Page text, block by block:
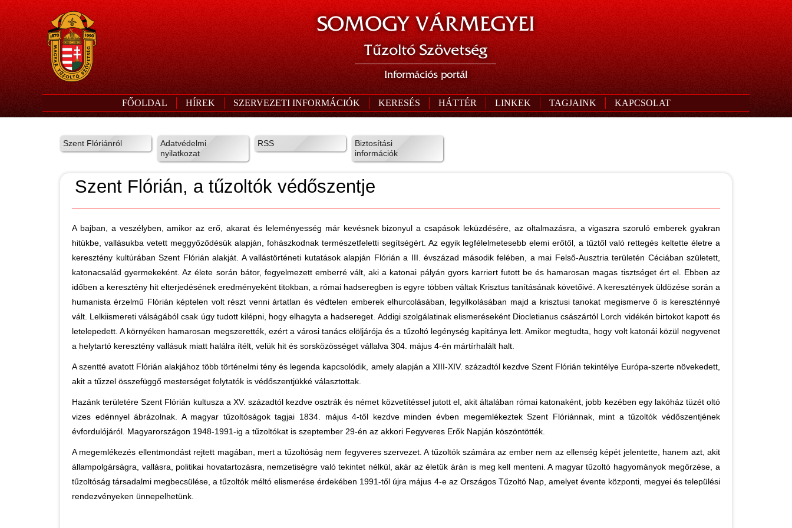
SOMOGY VÁRMEGYEI
Tűzoltó Szövetség
Információs portál
FŐOLDAL HÍREK SZERVEZETI INFORMÁCIÓK KERESÉS HÁTTÉR LINKEK TAGJAINK KAPCSOLAT
Szent Flóriánról
Adatvédelmi
nyilatkozat
RSS
Biztosítási
információk
Szent Flórián, a tűzoltók védőszentje
A bajban, a veszélyben, amikor az erő, akarat és leleményesség már kevésnek bizonyul a csapások leküzdésére, az oltalmazásra, a vigaszra szoruló emberek gyakran
hitükbe, vallásukba vetett meggyőződésük alapján, fohászkodnak természetfeletti segítségért. Az egyik legfélelmetesebb elemi erőtől, a tűztől való rettegés keltette életre a
keresztény kultúrában Szent Flórián alakját. A vallástörténeti kutatások alapján Flórián a III. évszázad második felében, a mai Felső-Ausztria területén Céciában született,
katonacsalád gyermekeként. Az élete során bátor, fegyelmezett emberré vált, aki a katonai pályán gyors karriert futott be és hamarosan magas tisztséget ért el. Ebben az
időben a keresztény hit elterjedésének eredményeként titokban, a római hadseregben is egyre többen váltak Krisztus tanításának követőivé. A keresztények üldözése során a
humanista érzelmű Flórián képtelen volt részt venni ártatlan és védtelen emberek elhurcolásában, legyilkolásában majd a krisztusi tanokat megismerve ő is kereszténnyé
vált. Lelkiismereti válságából csak úgy tudott kilépni, hogy elhagyta a hadsereget. Addigi szolgálatinak elismeréseként Diocletianus császártól Lorch vidékén birtokot kapott és
letelepedett. A környéken hamarosan megszerették, ezért a városi tanács elöljárója és a tűzoltó legénység kapitánya lett. Amikor megtudta, hogy volt katonái közül negyvenet
a helytartó keresztény vallásuk miatt halálra ítélt, velük hit és sorsközösséget vállalva 304. május 4-én mártírhalált halt.
A szentté avatott Flórián alakjához több történelmi tény és legenda kapcsolódik, amely alapján a XIII-XIV. századtól kezdve Szent Flórián tekintélye Európa-szerte növekedett,
akit a tűzzel összefüggő mesterséget folytatók is védőszentjükké választottak.
Hazánk területére Szent Flórián kultusza a XV. századtól kezdve osztrák és német közvetítéssel jutott el, akit általában római katonaként, jobb kezében egy lakóház tüzét oltó
vizes edénnyel ábrázolnak. A magyar tűzoltóságok tagjai 1834. május 4-től kezdve minden évben megemlékeztek Szent Flóriánnak, mint a tűzoltók védőszentjének
évfordulójáról. Magyarországon 1948-1991-ig a tűzoltókat is szeptember 29-én az akkori Fegyveres Erők Napján köszöntötték.
A megemlékezés ellentmondást rejtett magában, mert a tűzoltóság nem fegyveres szervezet. A tűzoltók számára az ember nem az ellenség képét jelentette, hanem azt, akit
állampolgárságra, vallásra, politikai hovatartozásra, nemzetiségre való tekintet nélkül, akár az életük árán is meg kell menteni. A magyar tűzoltó hagyományok megőrzése, a
tűzoltóság társadalmi megbecsülése, a tűzoltók méltó elismerése érdekében 1991-től újra május 4-e az Országos Tűzoltó Nap, amelyet évente központi, megyei és települési
rendezvényeken ünnepelhetünk.